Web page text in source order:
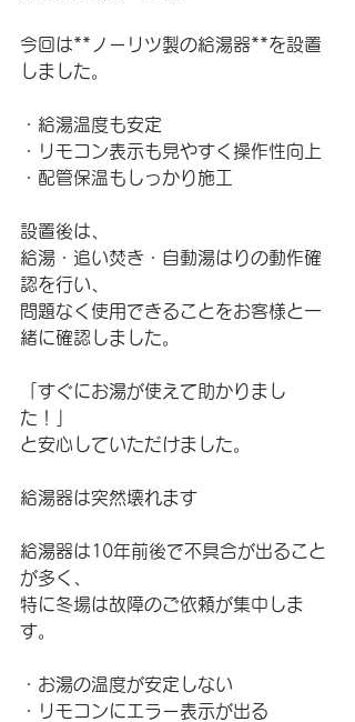
今回は**ノーリツ製の給湯器**を設置
しました。
・給湯温度も安定
・リモコン表示も見やすく操作性向上
・配管保温もしっかり施工
設置後は、
給湯・追い焚き・自動湯はりの動作確
認を行い、
問題なく使用できることをお客様と一
緒に確認しました。
「すぐにお湯が使えて助かりまし
た！」
と安心していただけました。
給湯器は突然壊れます
給湯器は10年前後で不具合が出ること
が多く、
特に冬場は故障のご依頼が集中しま
す。
・お湯の温度が安定しない
・リモコンにエラー表示が出る